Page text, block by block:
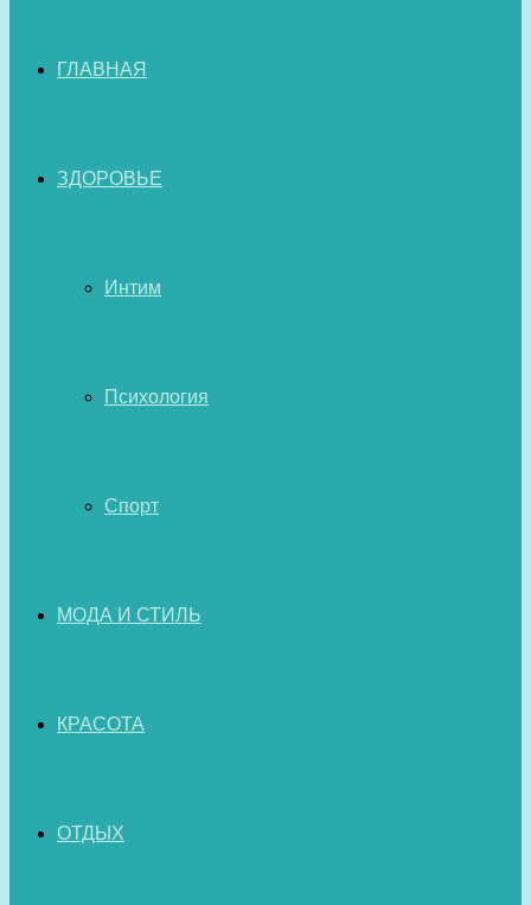
ГЛАВНАЯ
ЗДОРОВЬЕ
Интим
Психология
Спорт
МОДА И СТИЛЬ
КРАСОТА
ОТДЫХ